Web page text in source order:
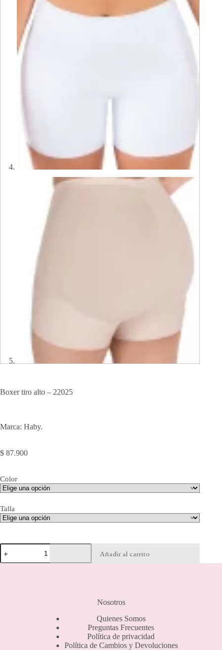
Boxer tiro alto – 22025
Marca: Haby.
$ 87.900
Color
Talla
Boxer
tiro
alto
Añadir al carrito
Nosotros
Quienes Somos
Preguntas Frecuentes
Política de privacidad
Política de Cambios y Devoluciones